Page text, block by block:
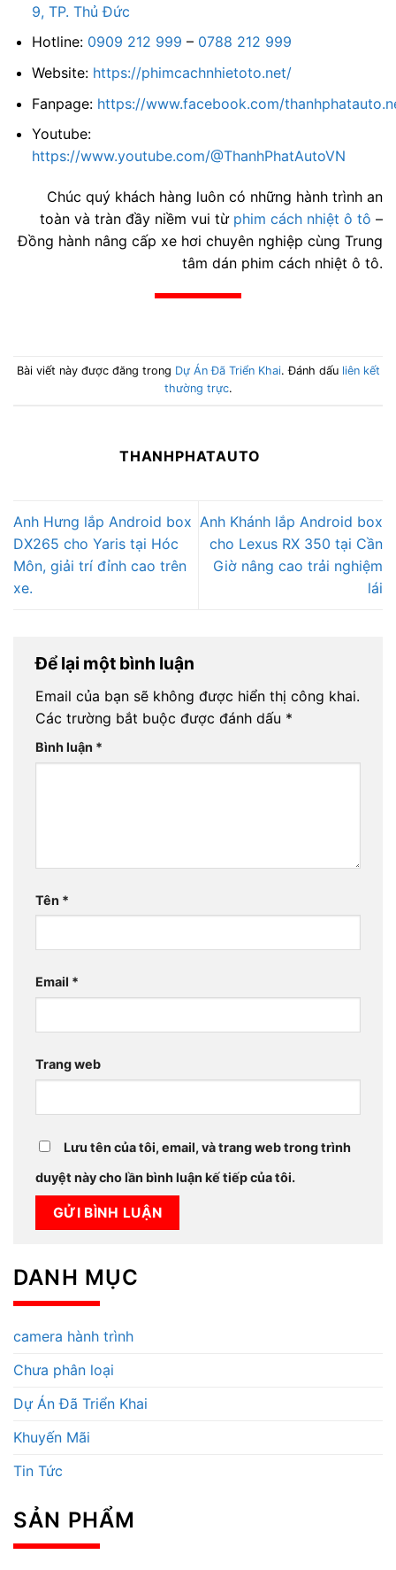
9, TP. Thủ Đức
Hotline: 0909 212 999 – 0788 212 999
Website: https://phimcachnhietoto.net/
Fanpage: https://www.facebook.com/
Youtube:
https://www.youtube.com/@ThanhPhatAutoVN
Chúc quý khách hàng luôn có những hành trình an
toàn và tràn đầy niềm vui từ phim cách nhiệt ô tô –
Đồng hành nâng cấp xe hơi chuyên nghiệp cùng Trung
tâm dán phim cách nhiệt ô tô.
Bài viết này được đăng trong Dự Án Đã Triển Khai. Đánh dấu liên kết
thường trực.
THANHPHATAUTO
Anh Hưng lắp Android box
DX265 cho Yaris tại Hóc
Môn, giải trí đỉnh cao trên
xe.
Anh Khánh lắp Android box
cho Lexus RX 350 tại Cần
Giờ nâng cao trải nghiệm
lái
Để lại một bình luận
Email của bạn sẽ không được hiển thị công khai.
Các trường bắt buộc được đánh dấu *
Bình luận *
Tên *
Email *
Trang web
Lưu tên của tôi, email, và trang web trong trình
duyệt này cho lần bình luận kế tiếp của tôi.
DANH MỤC
camera hành trình
Chưa phân loại
Dự Án Đã Triển Khai
Khuyến Mãi
Tin Tức
SẢN PHẨM